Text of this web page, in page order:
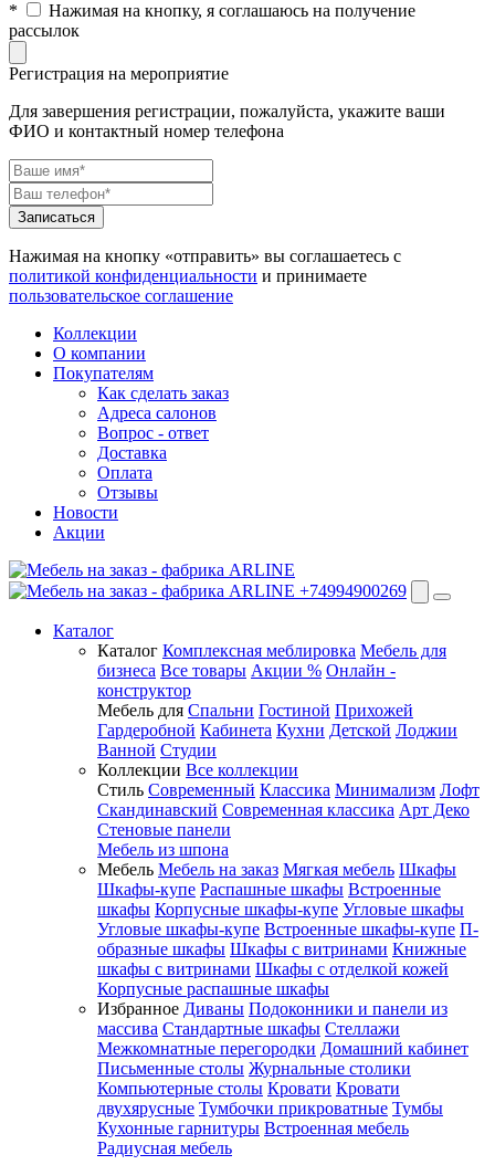
*
Нажимая на кнопку, я соглашаюсь на получение
рассылок
Регистрация на мероприятие
Для завершения регистрации, пожалуйста, укажите ваши
ФИО и контактный номер телефона
Нажимая на кнопку «отправить» вы соглашаетесь с
политикой конфиденциальности и принимаете
пользовательское соглашение
Коллекции
О компании
Покупателям
Как сделать заказ
Адреса салонов
Вопрос - ответ
Доставка
Оплата
Отзывы
Новости
Акции
+74994900269
Каталог
Каталог Комплексная меблировка Мебель для
бизнеса Все товары Акции % Онлайн -
конструктор
Мебель для Спальни Гостиной Прихожей
Гардеробной Кабинета Кухни Детской Лоджии
Ванной Студии
Коллекции Все коллекции
Стиль Современный Классика Минимализм Лофт
Скандинавский Современная классика Арт Деко
Стеновые панели
Мебель из шпона
Мебель Мебель на заказ Мягкая мебель Шкафы
Шкафы-купе Распашные шкафы Встроенные
шкафы Корпусные шкафы-купе Угловые шкафы
Угловые шкафы-купе Встроенные шкафы-купе П-
образные шкафы Шкафы с витринами Книжные
шкафы с витринами Шкафы c отделкой кожей
Корпусные распашные шкафы
Избранное Диваны Подоконники и панели из
массива Стандартные шкафы Стеллажи
Межкомнатные перегородки Домашний кабинет
Письменные столы Журнальные столики
Компьютерные столы Кровати Кровати
двухярусные Тумбочки прикроватные Тумбы
Кухонные гарнитуры Встроенная мебель
Радиусная мебель